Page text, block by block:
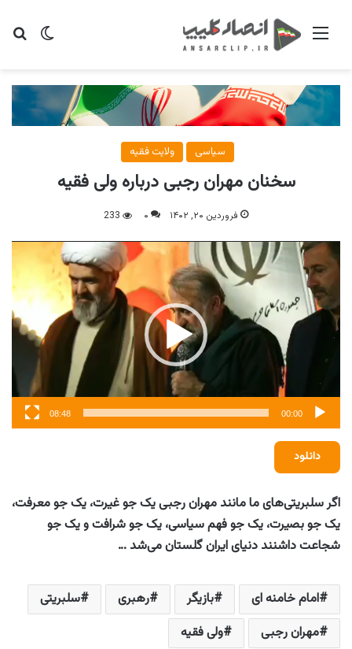
تغییر منو
سیاسی ولایت فقیه
سخنان مهران رجبی درباره ولی فقیه
فروردین ۲۰, ۱۴۰۲ ۰ 233
نمایشگر
ویدیو
00:00
08:48
دانلود
اگر سلبریتی‌های ما مانند مهران رجبی یک جو غیرت، یک جو معرفت،
یک جو بصیرت، یک جو فهم سیاسی، یک جو شرافت و یک جو
شجاعت داشنند دنیای ایران گلستان می‌شد …
امام خامنه ای بازیگر رهبری
سلبریتی
مهران رجبی
ولی فقیه